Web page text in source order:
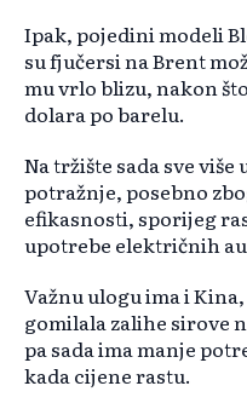
Ipak, pojedini modeli
su fjučersi na Brent
mu vrlo blizu, nakon
dolara po barelu.
Na tržište sada sve
potražnje, posebno
efikasnosti, sporijeg
upotrebe električnih
Važnu ulogu ima i
gomilala zalihe sirove
pa sada ima manje
kada cijene rastu.